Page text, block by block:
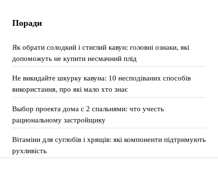
Поради
Як обрати солодкий і стиглий кавун: головні ознаки, які
допоможуть не купити несмачний плід
Не викидайте шкурку кавуна: 10 несподіваних способів
використання, про які мало хто знає
Выбор проекта дома с 2 спальнями: что учесть
рациональному застройщику
Вітаміни для суглобів і хрящів: які компоненти підтримують
рухливість